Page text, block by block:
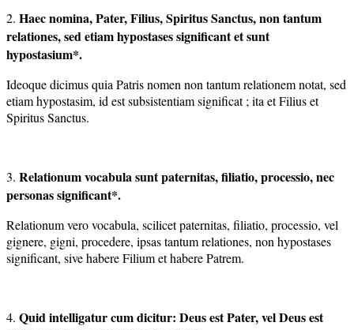
2. Haec nomina, Pater, Filius, Spiritus Sanctus, non tantum
relationes,sed etiam hypostases significant et sunt
hypostasium*.
Ideoque dicimus quia Patris nomen non tantum relationem notat, sed
etiam hypostasim, id est subsistentiam significat ; ita et Filius et
Spiritus Sanctus.
3. Relationum vocabula sunt paternitas, filiatio, processio, nec
personas significant*.
Relationum vero vocabula, scilicet paternitas, filiatio, processio, vel
gignere, gigni, procedere, ipsas tantum relationes, non hypostases
significant, sive habere Filium et habere Patrem.
4. Quid intelligatur cum dicitur: Deus est Pater, vel Deus est